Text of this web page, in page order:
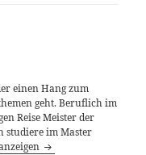
einen Hang zum
geht. Beruflich im
Reise Meister der
studiere im Master